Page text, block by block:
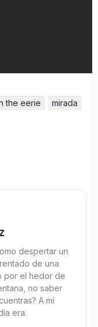
the eerie
mirada
despertar un
de una
por el hedor de
no saber
A mí
era.